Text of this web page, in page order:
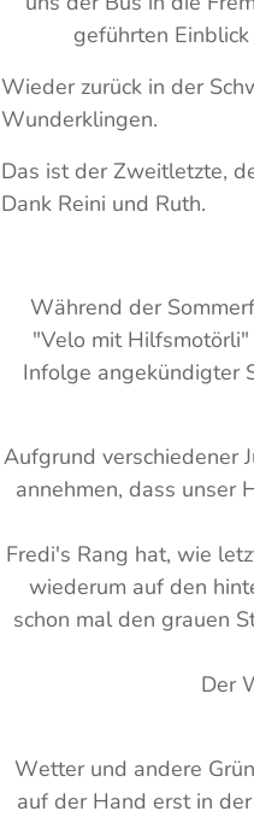
geführten
Wieder zurück in der
Wunderklingen.
Das ist der Zweitletzte,
Dank Reini und Ruth.
Während der
"Velo mit
Infolge angekündigter
Aufgrund verschiedener
annehmen, dass unser
Fredi's Rang hat, wie
wiederum auf den
schon mal den grauen
Der
Wetter und andere
auf der Hand erst in